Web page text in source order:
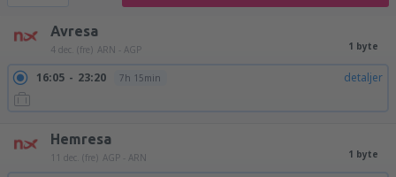
Avresa
4 dec. (fre) ARN - AGP 1 byte
16:05 23:20 7h 15min detaljer
Hemresa
11 dec. (fre) AGP - ARN 1 byte